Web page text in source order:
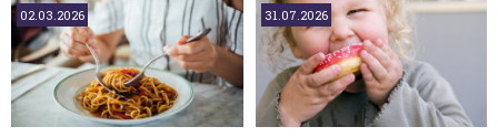
02.03.2026 31.07.2026